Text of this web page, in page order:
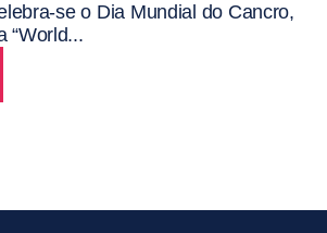
se o Dia Mundial do Cancro,
“World...